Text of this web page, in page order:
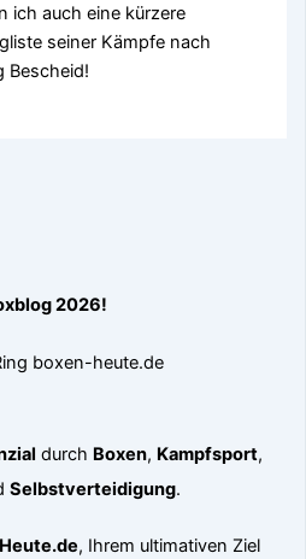
ich auch eine kürzere
seiner Kämpfe nach
Bescheid!
2026!
durch Boxen, Kampfsport,
Selbstverteidigung.
, Ihrem ultimativen Ziel